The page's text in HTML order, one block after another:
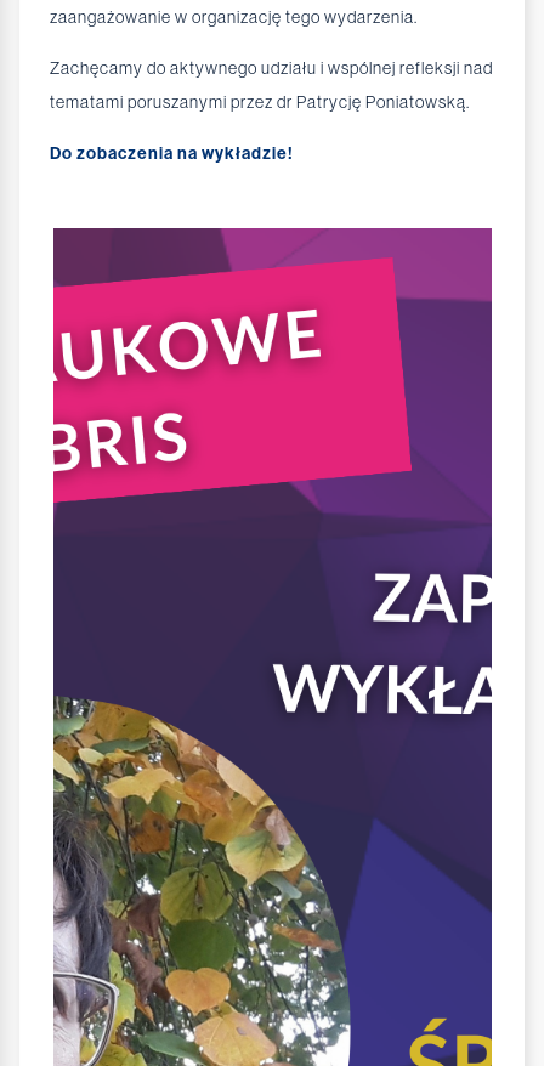
zaangażowanie w organizację tego wydarzenia.
Zachęcamy do aktywnego udziału i wspólnej refleksji nad
tematami poruszanymi przez dr Patrycję Poniatowską.
Do zobaczenia na wykładzie!